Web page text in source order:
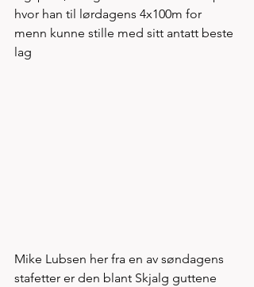
hvor han til lørdagens 4x100m for
menn kunne stille med sitt antatt beste
lag
Mike Lubsen her fra en av søndagens
stafetter er den blant Skjalg guttene